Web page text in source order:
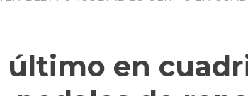
último en